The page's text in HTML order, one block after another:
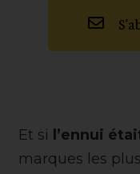
Et si l’ennui
marques les